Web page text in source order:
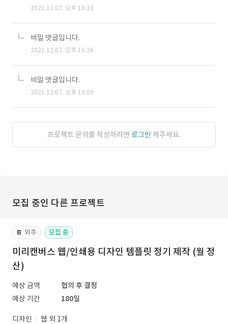
2021.12.07. 오후 16:23
비밀 댓글입니다.
2021.12.07. 오후 16:26
비밀 댓글입니다.
2021.12.07. 오후 18:09
프로젝트 문의를 작성하려면 로그인 해주세요.
모집 중인 다른 프로젝트
📔 외주 모집 중
미리캔버스 웹/인쇄용 디자인 템플릿 정기 제작 (월 정
산)
예상 금액
협의 후 결정
예상 기간
180일
디자인
웹 외 1개